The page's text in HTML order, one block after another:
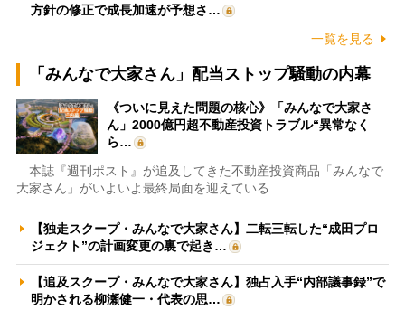
方針の修正で成長加速が予想さ…
一覧を見る
「みんなで大家さん」配当ストップ騒動の内幕
《ついに見えた問題の核心》「みんなで大家さ
ん」2000億円超不動産投資トラブル“異常なく
ら…
本誌『週刊ポスト』が追及してきた不動産投資商品「みんなで
大家さん」がいよいよ最終局面を迎えている…
【独走スクープ・みんなで大家さん】二転三転した“成田プロ
ジェクト”の計画変更の裏で起き…
【追及スクープ・みんなで大家さん】独占入手“内部議事録”で
明かされる柳瀬健一・代表の思…